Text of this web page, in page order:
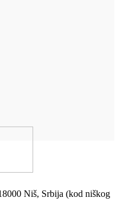
Niš, Srbija (kod niškog